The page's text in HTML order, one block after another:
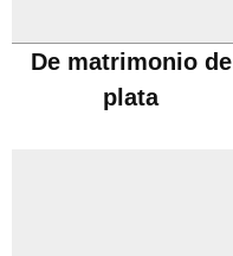
De matrimonio de
plata